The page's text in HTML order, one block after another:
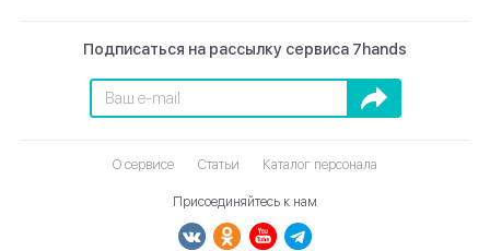
Подписаться на рассылку сервиса 7hands
Подписаться
О сервисе Статьи Каталог персонала
Присоединяйтесь к нам